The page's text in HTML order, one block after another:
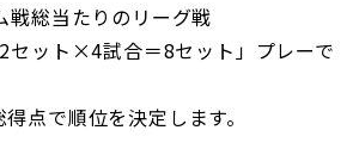
戦総当たりのリーグ戦
セット×4試合＝8セット」プレーで
点で順位を決定します。